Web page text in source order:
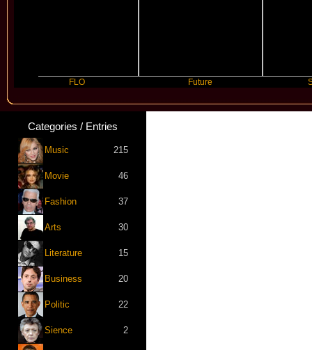
Categories / Entries
Music 215
Movie 46
Fashion 37
Arts 30
Literature 15
Business 20
Politic 22
Sience 2